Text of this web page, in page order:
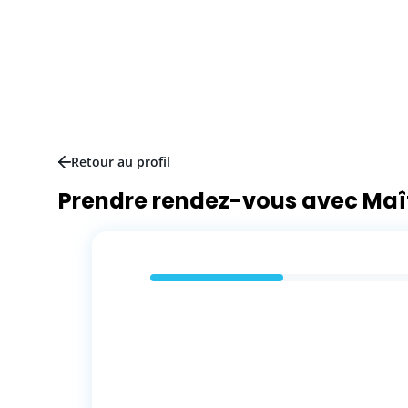
Retour au profil
Prendre rendez-vous avec